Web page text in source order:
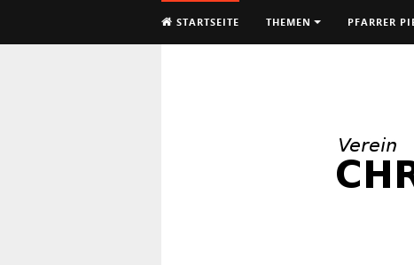
STARTSEITE THEMEN PFARRER